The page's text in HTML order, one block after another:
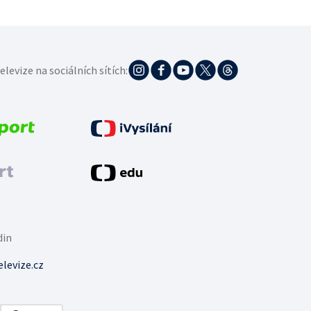
na sociálních sítích: